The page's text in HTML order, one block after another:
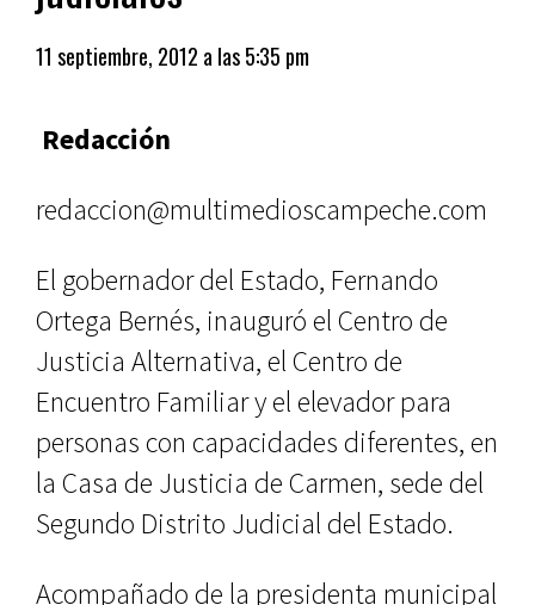
11 septiembre, 2012 a las 5:35 pm
Redacción
redaccion@multimedioscampeche.com
El gobernador del Estado, Fernando
Ortega Bernés, inauguró el Centro de
Justicia Alternativa, el Centro de
Encuentro Familiar y el elevador para
personas con capacidades diferentes, en
la Casa de Justicia de Carmen, sede del
Segundo Distrito Judicial del Estado.
Acompañado de la presidenta municipal